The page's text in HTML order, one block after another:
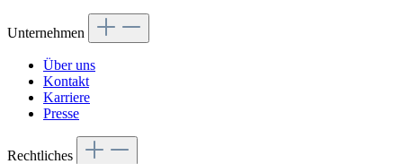
Unternehmen
Über uns
Kontakt
Karriere
Presse
Rechtliches